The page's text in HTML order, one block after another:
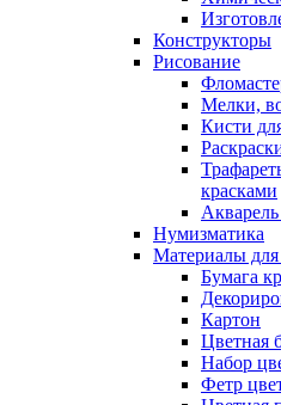
Конструкторы
Рисование
Мелки,
Кисти
красками
Нумизматика
Материалы для
Бумага
Картон
Цветная
Набор
Фетр